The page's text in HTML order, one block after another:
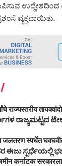
ವ್ಯಕ್ತವಾಯಿತು.
राज्यस्तरीय
ರಾಜ್ಯಮಟ್ಟದ
जलतरण स्पर्धेत
ಈಜು ಸ್ಪರ್ಧೆಯಲ್ಲಿ
कर्नाटक